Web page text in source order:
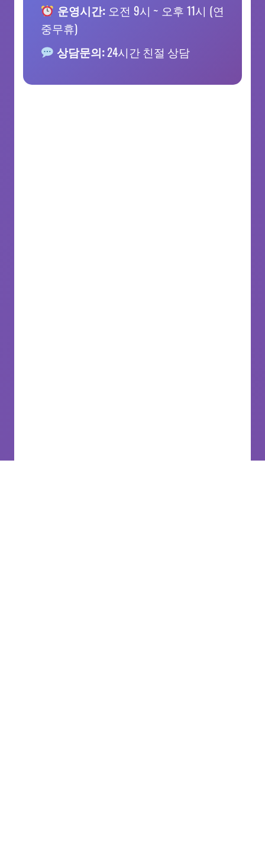
운영시간:오전 9시 ~ 오후 11시 (연
중무휴)
상담문의:24시간 친절 상담